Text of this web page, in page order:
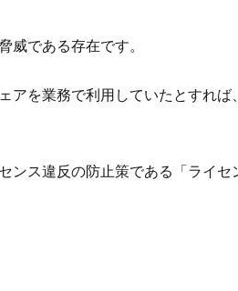
である存在です。
アを業務で利用していたとすれ
ンス違反の防止策である「ライセ